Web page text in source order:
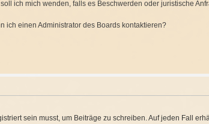
ich mich wenden, falls es Beschwerden oder juristische
ich einen Administrator des Boards kontaktieren?
sein musst, um Beiträge zu schreiben. Auf jeden Fall